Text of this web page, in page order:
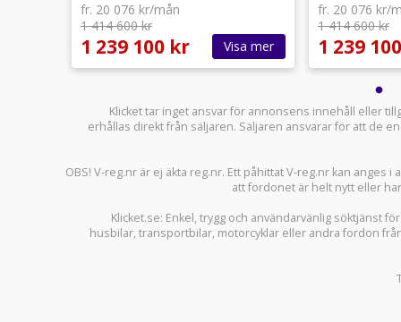
fr. 20 076 kr/mån
1 414 600 kr
1 239 100 kr Visa mer
fr. 20 076 kr/
1 414 600 kr
1 239
Klicket tar inget ansvar för annonsens innehåll eller
erhållas direkt från säljaren. Säljaren ansvarar för att de
OBS! V-reg.nr är ej äkta reg.nr. Ett påhittat V-reg.nr kan
att fordonet är helt nytt eller
Klicket.se: Enkel, trygg och användarvänlig söktjänst
husbilar,transportbilar, motorcyklar eller andra fordon